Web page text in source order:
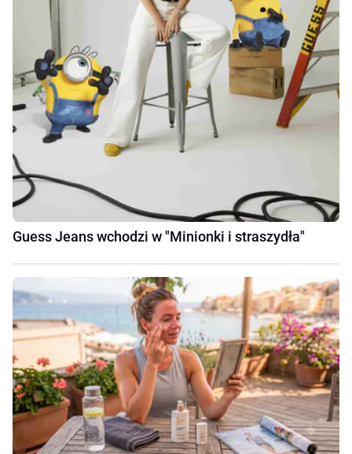
Guess Jeans wchodzi w "Minionki i straszydła"